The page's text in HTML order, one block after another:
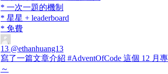
* 一次一題的機制
* 星星 + leaderboard
* 免費
13 @ethanhuang13
寫了一篇文章介紹 #AdventOfCode 這個 12 月
～